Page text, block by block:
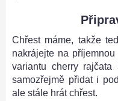
Chřest máme, takže
nakrájejte na
variantu cherry
samozřejmě přidat i
ale stále hrát chřest.